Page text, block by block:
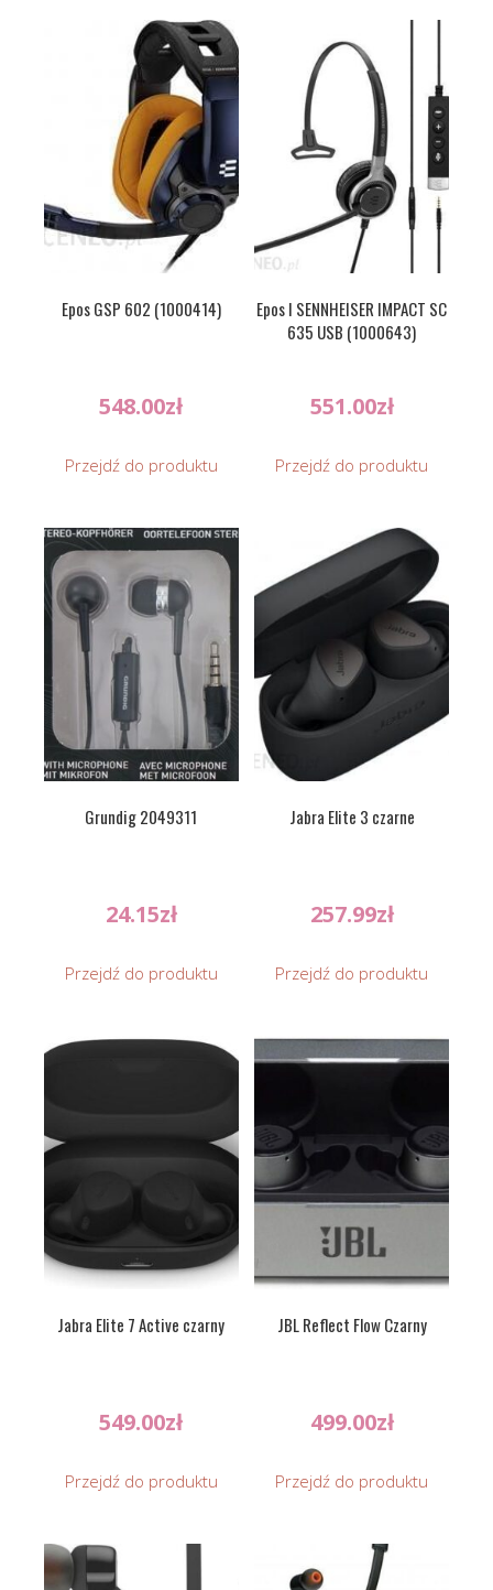
Epos GSP 602 (1000414)
548.00zł
Przejdź do produktu
Epos I SENNHEISER IMPACT SC
635 USB (1000643)
551.00zł
Przejdź do produktu
Grundig 2049311
24.15zł
Przejdź do produktu
Jabra Elite 3 czarne
257.99zł
Przejdź do produktu
Jabra Elite 7 Active czarny
549.00zł
Przejdź do produktu
JBL Reflect Flow Czarny
499.00zł
Przejdź do produktu